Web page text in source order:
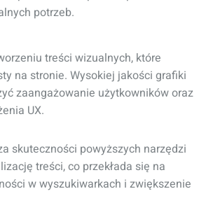
potrzeb.
treści wizualnych, które
na stronie. Wysokiej jakości grafiki
zaangażowanie użytkowników oraz
UX.
skuteczności powyższych narzędzi
treści, co przekłada się na
w wyszukiwarkach i zwiększenie